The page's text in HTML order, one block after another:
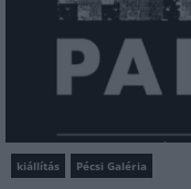
kiállítás Pécsi Galéria